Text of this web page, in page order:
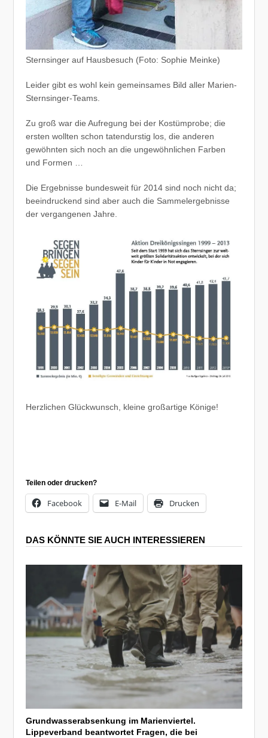
Sternsinger auf Hausbesuch (Foto: Sophie Meinke)
Leider gibt es wohl kein gemeinsames Bild aller Marien-
Sternsinger-Teams.
Zu groß war die Aufregung bei der Kostümprobe; die
ersten wollten schon tatendurstig los, die anderen
gewöhnten sich noch an die ungewöhnlichen Farben
und Formen …
Die Ergebnisse bundesweit für 2014 sind noch nicht da;
beeindruckend sind aber auch die Sammelergebnisse
der vergangenen Jahre.
Herzlichen Glückwunsch, kleine großartige Könige!
Teilen oder drucken?
Facebook E-Mail Drucken
DAS KÖNNTE SIE AUCH INTERESSIEREN
Grundwasserabsenkung im Marienviertel.
Lippeverband beantwortet Fragen, die bei